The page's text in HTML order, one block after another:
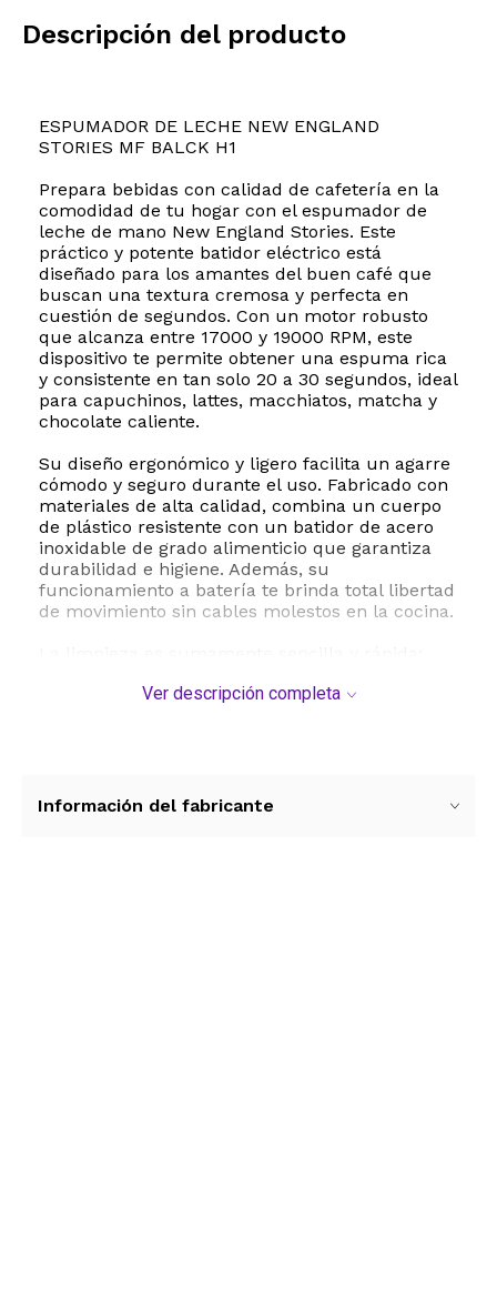
Descripción del producto
ESPUMADOR DE LECHE NEW ENGLAND
STORIES MF BALCK H1
Prepara bebidas con calidad de cafetería en la
comodidad de tu hogar con el espumador de
leche de mano New England Stories. Este
práctico y potente batidor eléctrico está
diseñado para los amantes del buen café que
buscan una textura cremosa y perfecta en
cuestión de segundos. Con un motor robusto
que alcanza entre 17000 y 19000 RPM, este
dispositivo te permite obtener una espuma rica
y consistente en tan solo 20 a 30 segundos, ideal
para capuchinos, lattes, macchiatos, matcha y
chocolate caliente.
Su diseño ergonómico y ligero facilita un agarre
cómodo y seguro durante el uso. Fabricado con
materiales de alta calidad, combina un cuerpo
de plástico resistente con un batidor de acero
inoxidable de grado alimenticio que garantiza
durabilidad e higiene. Además, su
funcionamiento a batería te brinda total libertad
de movimiento sin cables molestos en la cocina.
inoxidable bajo el chorro de agua tibia, encender
Ver descripción completa
Información del fabricante